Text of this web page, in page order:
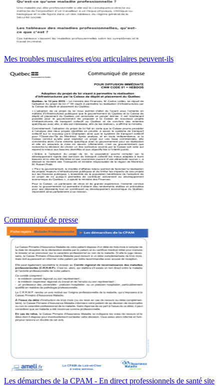
Mes troubles musculaires et/ou articulaires peuvent-ils
Communiqué de presse
Les démarches de la CPAM - En direct professionnels de santé site